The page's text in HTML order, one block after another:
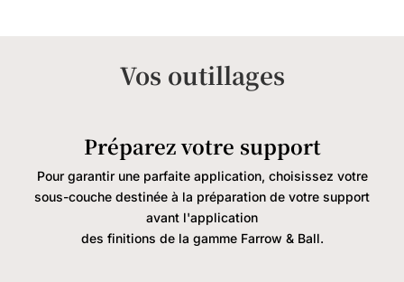
Vos outillages
Préparez votre support
Pour garantir une parfaite application, choisissez votre
sous-couche destinée à la préparation de votre support
avant l'application
des finitions de la gamme Farrow & Ball.